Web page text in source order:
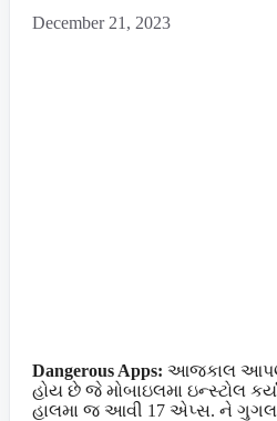
December 21, 2023
Dangerous Apps: આજકાલ આપણે
હોય છે જે મોબાઇલમા ઇન્સ્ટોલ
હાલમા જ આવી 17 એપ્સ. ને ગુગલ